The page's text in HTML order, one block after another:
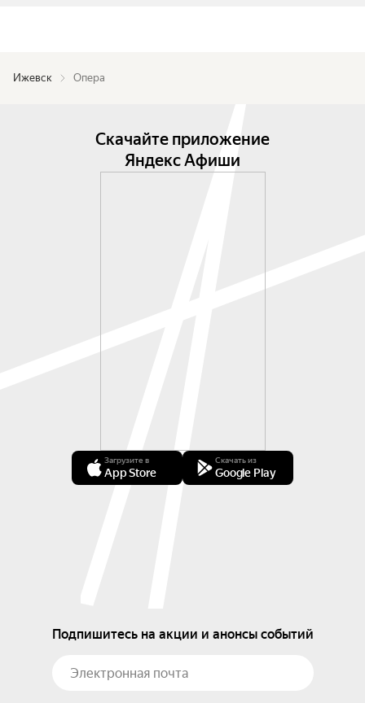
Ижевск Опера
Скачайте приложение
Яндекс Афиши
Загрузите в
App Store
Скачать из
Google Play
Подпишитесь на акции и анонсы событий